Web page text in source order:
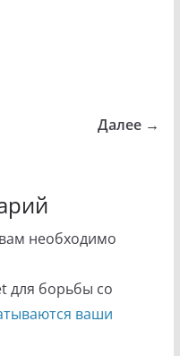
Далее →
необходимо
для борьбы со
ваши